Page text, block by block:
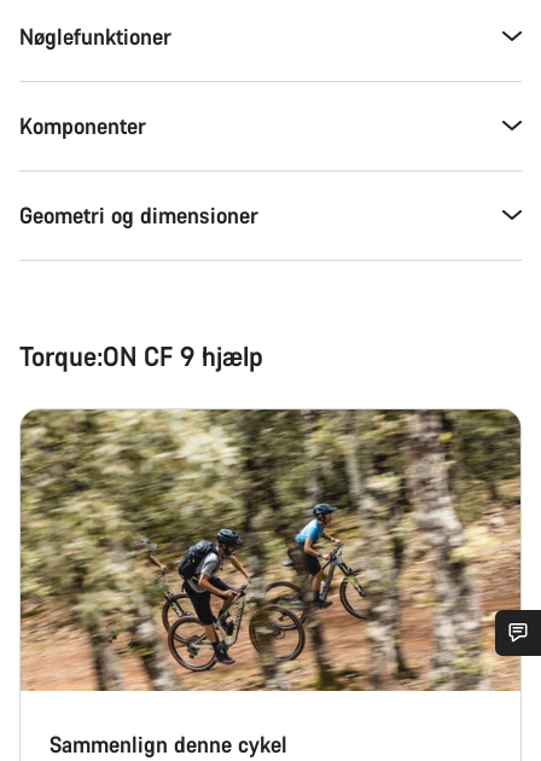
Nøglefunktioner
Komponenter
Geometri og dimensioner
Torque:ON CF 9 hjælp
Sammenlign denne cykel
Har du brug for hjælp?
Vores kundeserviceeksperter står klar til at besvare dine